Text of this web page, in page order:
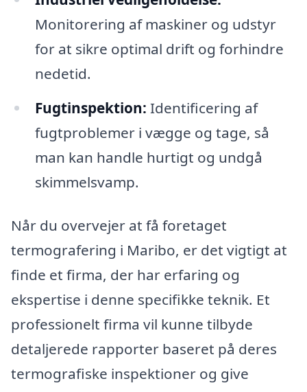
Monitorering af maskiner og udstyr
for at sikre optimal drift og forhindre
nedetid.
Fugtinspektion: Identificering af
fugtproblemer i vægge og tage, så
man kan handle hurtigt og undgå
skimmelsvamp.
Når du overvejer at få foretaget
termografering i Maribo, er det vigtigt at
finde et firma, der har erfaring og
ekspertise i denne specifikke teknik. Et
professionelt firma vil kunne tilbyde
detaljerede rapporter baseret på deres
termografiske inspektioner og give